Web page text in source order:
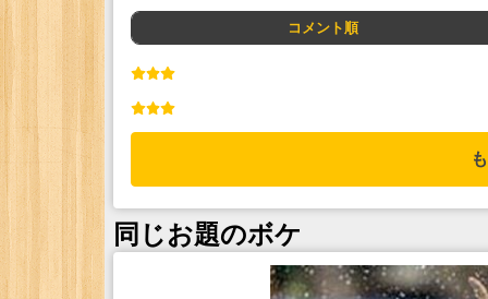
コメント順
同じお題のボケ